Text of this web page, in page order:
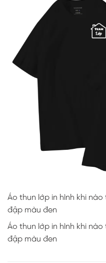
Áo thun lớp in hình khi
đập màu đen
Áo thun lớp in hình khi
đập màu đen